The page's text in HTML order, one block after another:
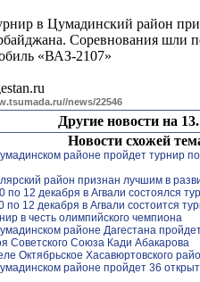
в Цумадинский район
Соревнования шли
«ВАЗ-2107»
news/22546
Другие новости на
Новости схожей
районе пройдет турнир
район признан лучшим в
по 12 декабря в Агвали состоялся
по 12 декабря в Агвали состоится
в честь олимпийского чемпиона
районе Дагестана
Советского Союза Кади Абакарова
Октябрьское Хасавюртовского
районе пройдет 36